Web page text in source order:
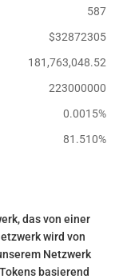
587
$32872305
181,763,048.52
223000000
0.0015%
81.510%
das von einer
wird von
Netzwerk
basierend